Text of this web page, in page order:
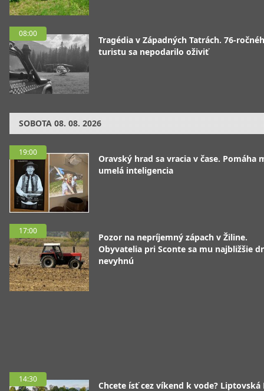
08:00
Tragédia v Západných Tatrách. 76-
turistu sa nepodarilo oživiť
SOBOTA 08. 08. 2026
19:00
Oravský hrad sa vracia v čase. Pomáha
umelá inteligencia
17:00
Pozor na nepríjemný zápach v Žiline.
Obyvatelia pri Sconte sa mu najbližšie
nevyhnú
14:30
Chcete ísť cez víkend k vode? Liptovská